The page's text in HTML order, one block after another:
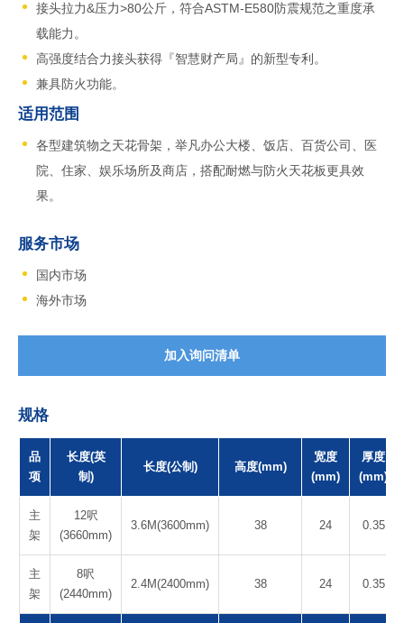
接头拉力&压力>80公斤，符合ASTM-E580防震规范之重度承
载能力。
高强度结合力接头获得『智慧财产局』的新型专利。
兼具防火功能。
适用范围
各型建筑物之天花骨架，举凡办公大楼、饭店、百货公司、医
院、住家、娱乐场所及商店，搭配耐燃与防火天花板更具效
果。
服务市场
国内市场
海外市场
加入询问清单
规格
品
项
长度(英
制)
长度(公制) 高度(mm)
宽度
(mm)
厚度
(mm)
主
架
12呎
(3660mm)
3.6M(3600mm) 38 24 0.35
主
架
8呎
(2440mm)
2.4M(2400mm) 38 24 0.35